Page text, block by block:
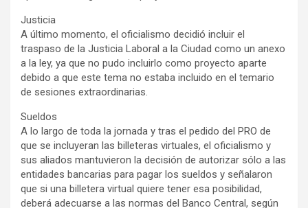
Justicia
A último momento, el oficialismo decidió incluir el
traspaso de la Justicia Laboral a la Ciudad como un anexo
a la ley, ya que no pudo incluirlo como proyecto aparte
debido a que este tema no estaba incluido en el temario
de sesiones extraordinarias.
Sueldos
A lo largo de toda la jornada y tras el pedido del PRO de
que se incluyeran las billeteras virtuales, el oficialismo y
sus aliados mantuvieron la decisión de autorizar sólo a las
entidades bancarias para pagar los sueldos y señalaron
que si una billetera virtual quiere tener esa posibilidad,
deberá adecuarse a las normas del Banco Central, según